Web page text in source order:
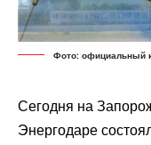
Фото: официальный
Сегодня на
Энергодаре